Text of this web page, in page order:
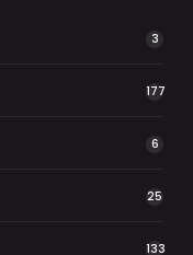
3
177
6
25
133